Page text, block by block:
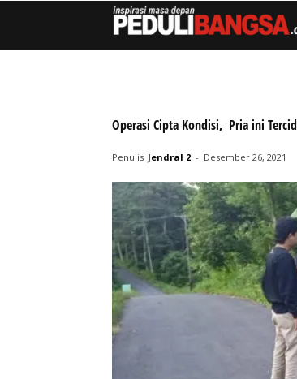
Operasi Cipta Kondisi, Pria ini
Penulis Jendral 2 - Desember 26, 2021